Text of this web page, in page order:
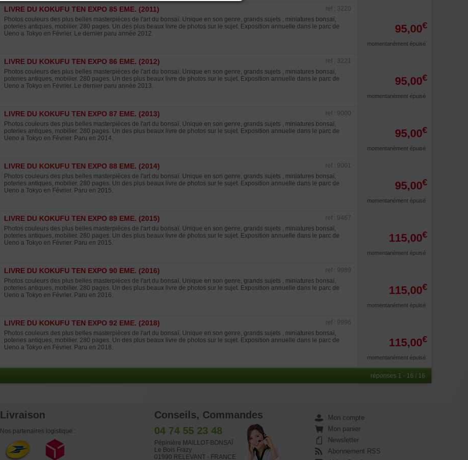
LIVRE DU KOKUFU TEN EXPO 85 EME. (2011)
ref : 3220
Photos couleurs des plus belles masterpièces de l'art du bonsaï. Unique en son genre, grands sujets , miniatures bonsaï,
poteries antiques, mobilier. 280 pages. Un des plus beaux livre de photos sur le sujet. Exposition annuelle dans le parc de
Ueno a Tokyo en Février. Le dernier paru année 2012.
95,00€
momentanément épuisé
LIVRE DU KOKUFU TEN EXPO 86 EME. (2012)
ref : 3221
Photos couleurs des plus belles masterpièces de l'art du bonsaï. Unique en son genre, grands sujets , miniatures bonsaï,
poteries antiques, mobilier. 280 pages. Un des plus beaux livre de photos sur le sujet. Exposition annuelle dans le parc de
Ueno a Tokyo en Février. Le dernier paru année 2013.
95,00€
momentanément épuisé
LIVRE DU KOKUFU TEN EXPO 87 EME. (2013)
ref : 9000
Photos couleurs des plus belles masterpièces de l'art du bonsaï. Unique en son genre, grands sujets , miniatures bonsaï,
poteries antiques, mobilier. 280 pages. Un des plus beaux livre de photos sur le sujet. Exposition annuelle dans le parc de
Ueno a Tokyo en Février. Paru en 2014.
95,00€
momentanément épuisé
LIVRE DU KOKUFU TEN EXPO 88 EME. (2014)
ref : 9001
Photos couleurs des plus belles masterpièces de l'art du bonsaï. Unique en son genre, grands sujets , miniatures bonsaï,
poteries antiques, mobilier. 280 pages. Un des plus beaux livre de photos sur le sujet. Exposition annuelle dans le parc de
Ueno a Tokyo en Février. Paru en 2015.
95,00€
momentanément épuisé
LIVRE DU KOKUFU TEN EXPO 89 EME. (2015)
ref : 9467
Photos couleurs des plus belles masterpièces de l'art du bonsaï. Unique en son genre, grands sujets , miniatures bonsaï,
poteries antiques, mobilier. 280 pages. Un des plus beaux livre de photos sur le sujet. Exposition annuelle dans le parc de
Ueno a Tokyo en Février. Paru en 2015.
115,00€
momentanément épuisé
LIVRE DU KOKUFU TEN EXPO 90 EME. (2016)
ref : 9989
Photos couleurs des plus belles masterpièces de l'art du bonsaï. Unique en son genre, grands sujets , miniatures bonsaï,
poteries antiques, mobilier. 280 pages. Un des plus beaux livre de photos sur le sujet. Exposition annuelle dans le parc de
Ueno a Tokyo en Février. Paru en 2016.
115,00€
momentanément épuisé
LIVRE DU KOKUFU TEN EXPO 92 EME. (2018)
ref : 9996
Photos couleurs des plus belles masterpièces de l'art du bonsaï. Unique en son genre, grands sujets , miniatures bonsaï,
poteries antiques, mobilier. 280 pages. Un des plus beaux livre de photos sur le sujet. Exposition annuelle dans le parc de
Ueno a Tokyo en Février. Paru en 2018.
115,00€
momentanément épuisé
réponses 1 - 16 / 16
Livraison
Nos partenaires logistique :
Conseils, Commandes
04 74 55 23 48
Pépinière MAILLOT-BONSAÏ
Le Bois Frazy
01990 RELEVANT - FRANCE
Mon compte
Mon panier
Newsletter
Abonnement RSS